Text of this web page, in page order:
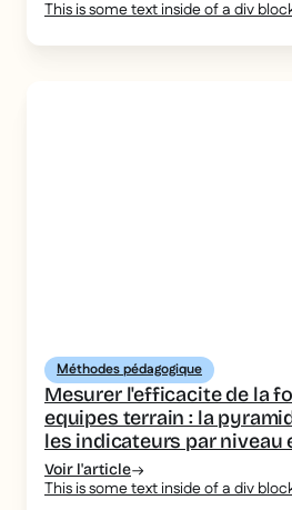
This is some text inside of a div
Méthodes pédagogique
Mesurer l'efficacite de la
equipes terrain : la
les indicateurs par niveau
bord a piloter
Voir l'article
This is some text inside of a div